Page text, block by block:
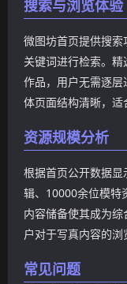
搜索与浏览体验
微图坊首页提供搜
关键词进行检索。
作品，用户无需逐
体页面结构清晰，适
资源规模分析
根据首页公开数据
辑、10000余位模特
内容储备使其成为
户对于写真内容的浏
常见问题